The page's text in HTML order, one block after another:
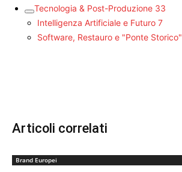
Tecnologia & Post-Produzione 33
Intelligenza Artificiale e Futuro 7
Software, Restauro e "Ponte Storico"
Articoli correlati
Brand Europei